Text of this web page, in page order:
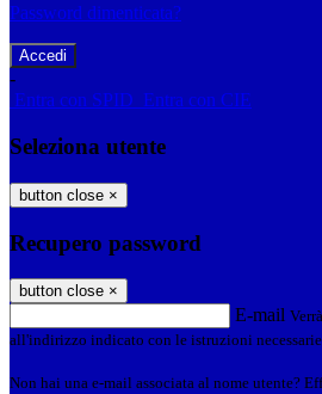
Password dimenticata?
-
Entra con SPID Entra con CIE
Seleziona utente
button close ×
Recupero password
button close ×
E-mail
all'indirizzo indicato con le istruzioni
Non hai una e-mail associata al nome utente?